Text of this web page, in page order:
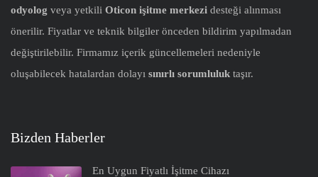
odyolog veya yetkili Oticon işitme merkezi desteği alınması
önerilir. Fiyatlar ve teknik bilgiler önceden bildirim yapılmadan
değiştirilebilir. Firmamız içerik güncellemeleri nedeniyle
oluşabilecek hatalardan dolayı sınırlı sorumluluk taşır.
Bizden Haberler
En Uygun Fiyatlı İşitme Cihazı